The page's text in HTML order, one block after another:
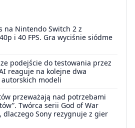
na Nintendo Switch 2 z
i 40 FPS. Gra wyciśnie siódme
podejście do testowania przez
reaguje na kolejne dwa
autorskich modeli
przeważają nad potrzebami
Twórca serii God of War
Sony rezygnuje z gier